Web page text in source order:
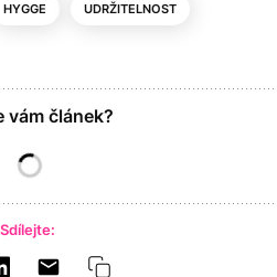
HYGGE UDRŽITELNOST
vám článek?
Sdílejte: